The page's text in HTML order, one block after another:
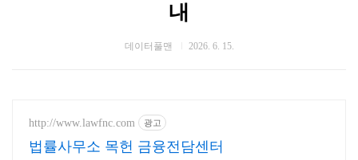
내
데이터풀맨 2026. 6. 15.
http://www.lawfnc.com 광고
법률사무소 목헌 금융전담센터